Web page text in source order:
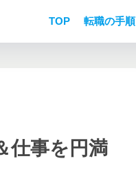
TOP 転職の手順
仕事を円満